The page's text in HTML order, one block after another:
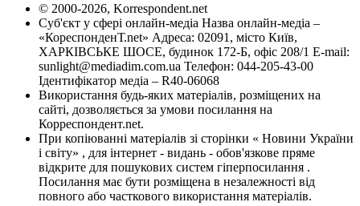
© 2000-2026, Korrespondent.net
Суб'єкт у сфері онлайн-медіа Назва онлайн-медіа –
«КореспонденТ.net» Адреса: 02091, місто Київ,
ХАРКІВСЬКЕ ШОСЕ, будинок 172-Б, офіс 208/1 E-mail:
sunlight@mediadim.com.ua Телефон: 044-205-43-00
Ідентифікатор медіа – R40-06068
Використання будь-яких матеріалів, розміщених на
сайті, дозволяється за умови посилання на
Корреспондент.net.
При копіюванні матеріалів зі сторінки « Новини України
і світу» , для інтернет - видань - обов'язкове пряме
відкрите для пошукових систем гіперпосилання .
Посилання має бути розміщена в незалежності від
повного або часткового використання матеріалів.